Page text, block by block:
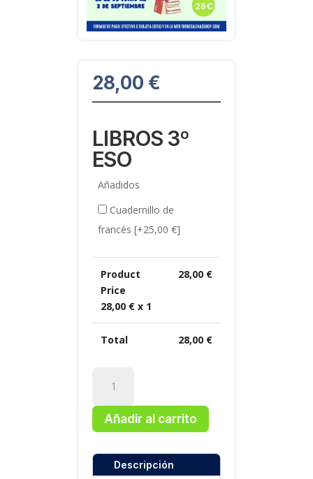
28,00 €
LIBROS 3º
ESO
Añadidos
Cuadernillo de
francés [+25,00 €]
Product
Price
28,00 € x 1
28,00 €
Total 28,00 €
ESO
cantidad
Añadir al carrito
Descripción